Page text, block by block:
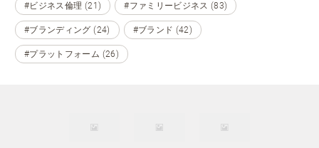
#ビジネス倫理 (21) #ファミリービジネス (83)
#ブランディング (24) #ブランド (42)
#プラットフォーム (26)